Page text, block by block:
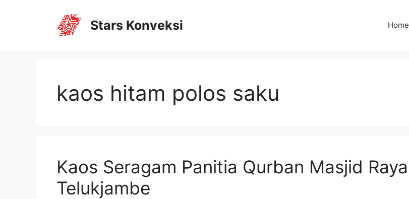
Stars Konveksi Home
kaos hitam polos saku
Kaos Seragam Panitia Qurban Masjid Raya
Telukjambe